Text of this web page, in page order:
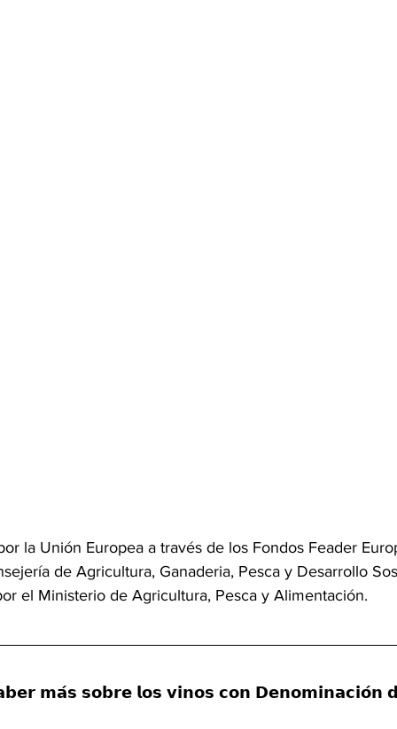
la Unión Europea a través de los Fondos Feader
de Agricultura, Ganaderia, Pesca y Desarrollo
el Ministerio de Agricultura, Pesca y Alimentación.
𝗺𝗮́𝘀 𝘀𝗼𝗯𝗿𝗲 𝗹𝗼𝘀 𝘃𝗶𝗻𝗼𝘀 𝗰𝗼𝗻 𝗗𝗲𝗻𝗼𝗺𝗶𝗻𝗮𝗰𝗶𝗼́𝗻